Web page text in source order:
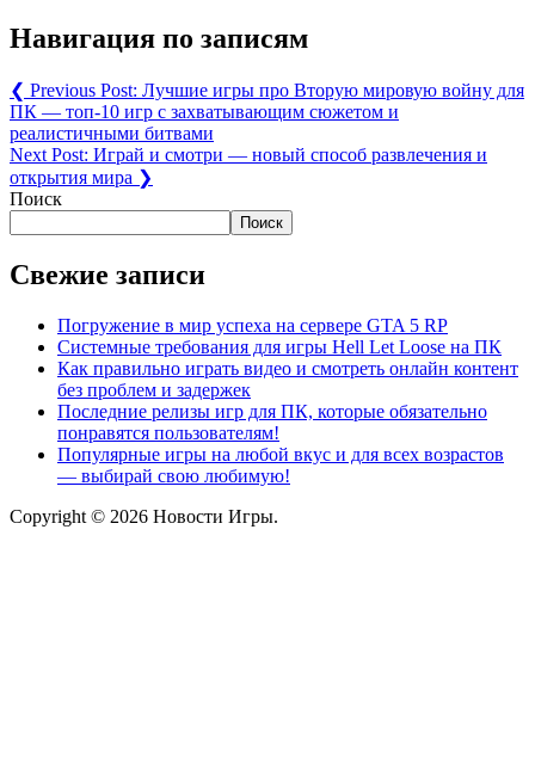
Навигация по записям
❮ Previous Post: Лучшие игры про Вторую мировую войну для
ПК — топ-10 игр с захватывающим сюжетом и
реалистичными битвами
Next Post: Играй и смотри — новый способ развлечения и
открытия мира ❯
Поиск
Поиск
Свежие записи
Погружение в мир успеха на сервере GTA 5 RP
Системные требования для игры Hell Let Loose на ПК
Как правильно играть видео и смотреть онлайн контент
без проблем и задержек
Последние релизы игр для ПК, которые обязательно
понравятся пользователям!
Популярные игры на любой вкус и для всех возрастов
— выбирай свою любимую!
Copyright © 2026 Новости Игры.